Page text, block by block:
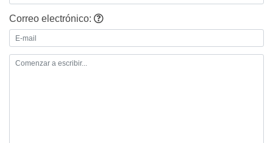
Correo electrónico: